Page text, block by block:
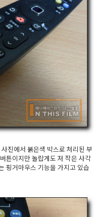
진에서 붉은색 박스로 처리된 부
튼이지만 놀랍게도 저 작은 사각
핑거마우스 기능을 가지고 있습